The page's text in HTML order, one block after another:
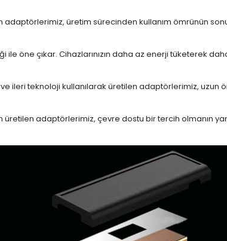
adaptörlerimiz, üretim sürecinden kullanım ömrünün
öne çıkar. Cihazlarınızın daha az enerji tüketerek
ileri teknoloji kullanılarak üretilen adaptörlerimiz, uzun
adaptörlerimiz, çevre dostu bir tercih olmanın